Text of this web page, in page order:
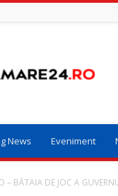
News Eveniment
– BĂTAIA DE JOC A